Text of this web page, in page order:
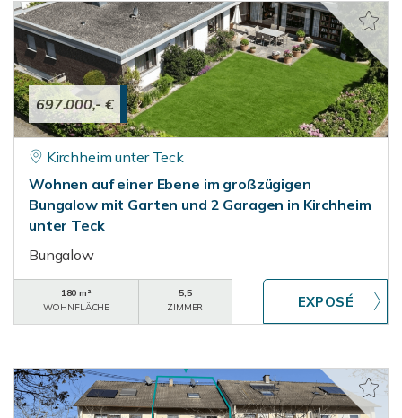
697.000,- €
Kirchheim unter Teck
Wohnen auf einer Ebene im großzügigen
Bungalow mit Garten und 2 Garagen in Kirchheim
unter Teck
Bungalow
180 m²
WOHNFLÄCHE
5,5
ZIMMER